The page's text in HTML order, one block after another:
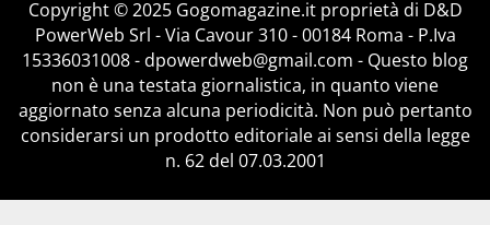
Copyright © 2025 Gogomagazine.it proprietà di D&D
PowerWeb Srl - Via Cavour 310 - 00184 Roma - P.Iva
15336031008 - dpowerdweb@gmail.com - Questo blog
non è una testata giornalistica, in quanto viene
aggiornato senza alcuna periodicità. Non può pertanto
considerarsi un prodotto editoriale ai sensi della legge
n. 62 del 07.03.2001